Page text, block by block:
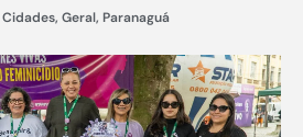
Cidades, Geral, Paranaguá